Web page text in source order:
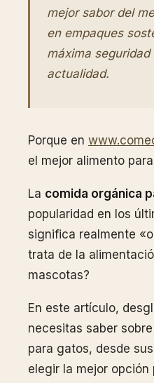
mejor sabor del
en empaques
máxima
actualidad.
Porque en
el mejor alimento
La comida orgánica
popularidad en los
significa realmente
trata de la
mascotas?
En este artículo,
necesitas saber
para gatos, desde
elegir la mejor opción